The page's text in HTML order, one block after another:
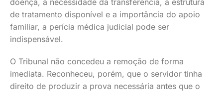
doença, a necessidade da transferência, a estrutura
de tratamento disponível e a importância do apoio
familiar, a perícia médica judicial pode ser
indispensável.
O Tribunal não concedeu a remoção de forma
imediata. Reconheceu, porém, que o servidor tinha
direito de produzir a prova necessária antes que o